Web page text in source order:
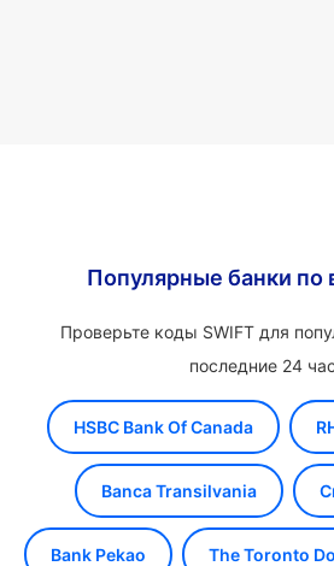
Популярные банки по
Проверьте коды SWIFT для
последние 24
HSBC Bank Of Canada
Banca Transilvania
Bank Pekao The Toronto